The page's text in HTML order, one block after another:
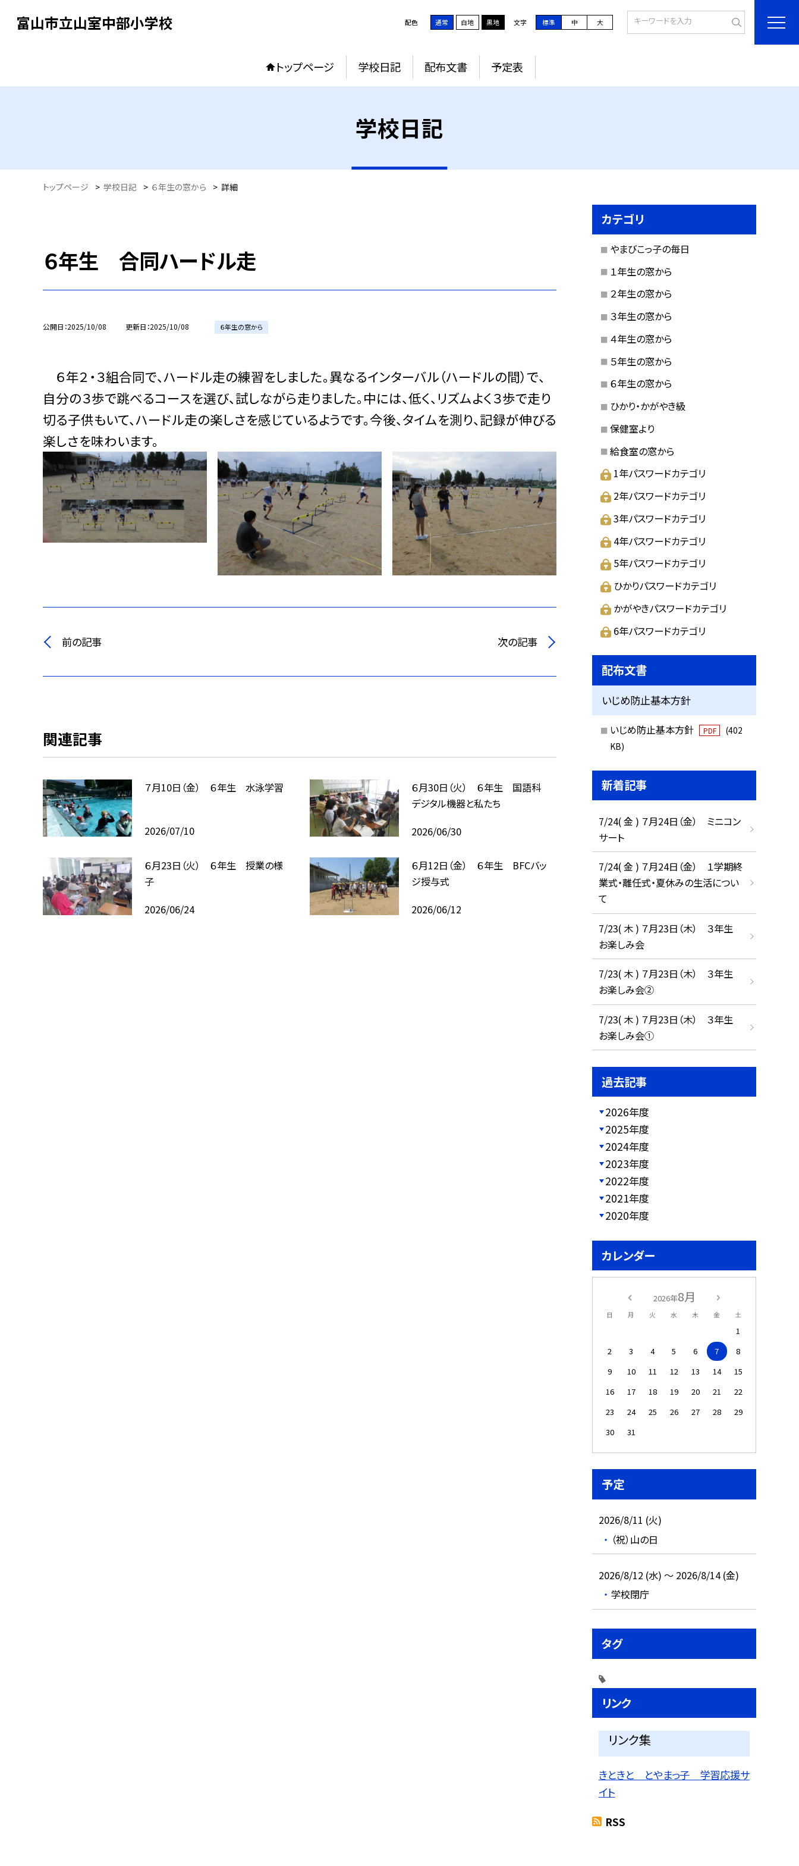
富山市立山室中部小学校 配色 通常 白地 黒地 文字 標準 中 大
トップページ 学校日記 配布文書 予定表
学校日記
トップページ > 学校日記 > ６年生の窓から > 詳細
６年生 合同ハードル走
公開日 2025/10/08 更新日 2025/10/08 ６年生の窓から
６年２・３組合同で、ハードル走の練習をしました。異なるインターバル（ハードルの間）で、
自分の３歩で跳べるコースを選び、試しながら走りました。中には、低く、リズムよく３歩で走り
切る子供もいて、ハードル走の楽しさを感じているようです。今後、タイムを測り、記録が伸びる
楽しさを味わいます。
前の記事 次の記事
関連記事
７月10日（金） ６年生 水泳学習
2026/07/10
６月30日（火） ６年生 国語科
デジタル機器と私たち
2026/06/30
６月23日（火） ６年生 授業の様
子
2026/06/24
６月12日（金） ６年生 BFCバッ
ジ授与式
2026/06/12
カテゴリ
やまびこっ子の毎日
１年生の窓から
２年生の窓から
３年生の窓から
４年生の窓から
５年生の窓から
６年生の窓から
ひかり・かがやき級
保健室より
給食室の窓から
1年パスワードカテゴリ
2年パスワードカテゴリ
3年パスワードカテゴリ
4年パスワードカテゴリ
5年パスワードカテゴリ
ひかりパスワードカテゴリ
かがやきパスワードカテゴリ
6年パスワードカテゴリ
配布文書
いじめ防止基本方針
いじめ防止基本方針 PDF
(402
KB)
新着記事
7/24( 金 ) ７月24日（金） ミニコン
サート
7/24( 金 ) ７月24日（金） １学期終
業式・離任式・夏休みの生活につい
て
7/23( 木 ) ７月23日（木） ３年生
お楽しみ会
7/23( 木 ) ７月23日（木） ３年生
お楽しみ会②
7/23( 木 ) ７月23日（木） ３年生
お楽しみ会①
過去記事
2026年度
2025年度
2024年度
2023年度
2022年度
2021年度
2020年度
カレンダー
2026年8月
日 月 火 水 木 金 土
1
2
3 4 5 6 7
8
9
10 11 12 13 14
15
16
17 18 19 20 21
22
23
24 25 26 27 28
29
30
31
予定
2026/8/11 (火)
（祝）山の日
2026/8/12 (水) ～ 2026/8/14 (金)
学校閉庁
タグ
リンク
リンク集
きときと とやまっ子 学習応援サ
イト
RSS